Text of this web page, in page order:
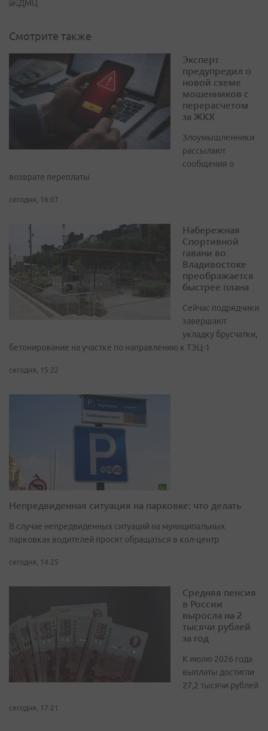
Смотрите также
Эксперт
предупредил о
новой схеме
мошенников с
перерасчетом
за ЖКХ
Злоумышленники
рассылают
сообщения о
возврате переплаты
сегодня, 16:07
Набережная
Спортивной
гавани во
Владивостоке
преображается
быстрее плана
Сейчас подрядчики
завершают
укладку брусчатки,
бетонирование на участке по направлению к ТЭЦ-1
сегодня, 15:22
Непредвиденная ситуация на парковке: что делать
В случае непредвиденных ситуаций на муниципальных
парковках водителей просят обращаться в кол-центр
сегодня, 14:25
Средняя пенсия
в России
выросла на 2
тысячи рублей
за год
К июлю 2026 года
выплаты достигли
27,2 тысячи рублей
сегодня, 17:21